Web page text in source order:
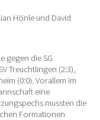
Hönle und David
gegen die SG
Treuchtlingen (2:3),
(0:0). Vorallem im
eine
mussten die
Formationen